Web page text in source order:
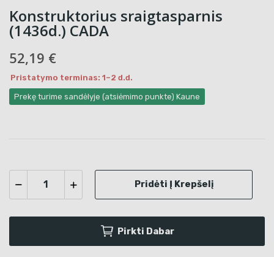
Konstruktorius sraigtasparnis
(1436d.) CADA
52,19 €
Pristatymo terminas: 1–2 d.d.
Prekę turime sandėlyje (atsiėmimo punkte) Kaune
Pridėti Į Krepšelį
Pirkti Dabar